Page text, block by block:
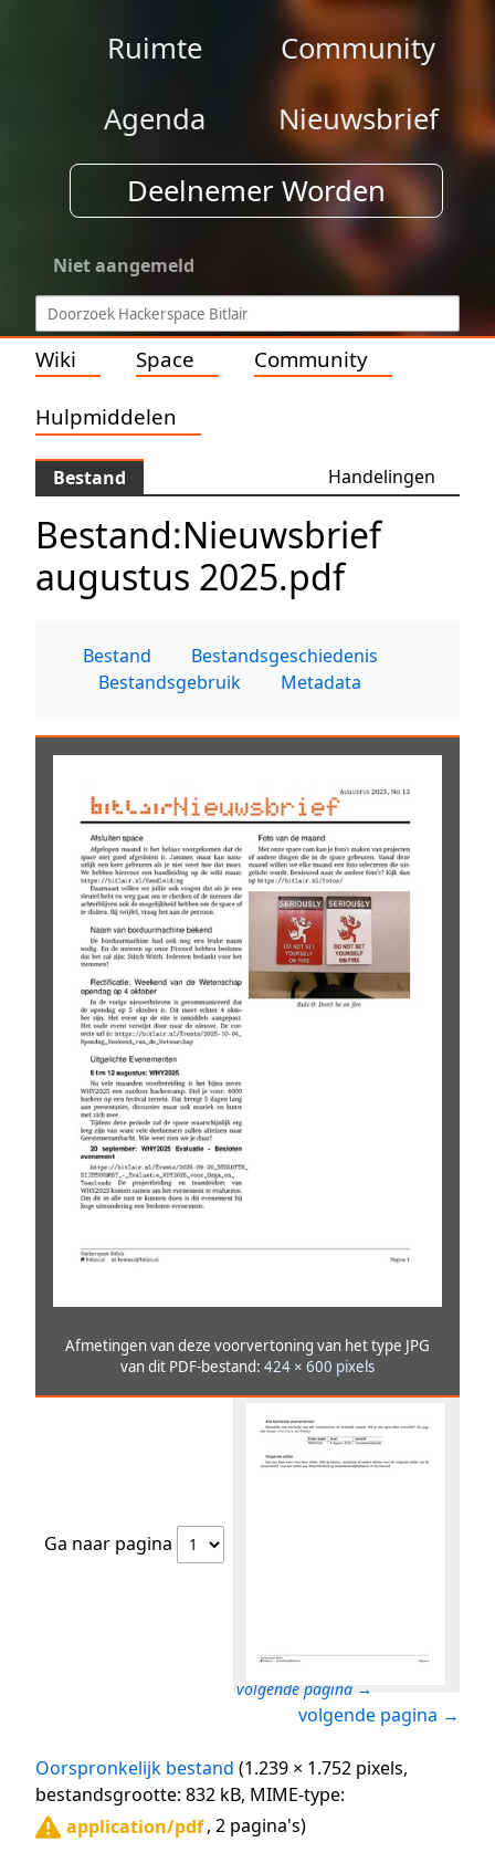
Ruimte
Community
Agenda
Nieuwsbrief
Deelnemer Worden
Niet aangemeld
Wiki Space Community
Hulpmiddelen
Bestand Handelingen
Bestand:Nieuwsbrief
augustus 2025.pdf
Bestand
Bestandsgeschiedenis
Bestandsgebruik
Metadata
Afmetingen van deze voorvertoning van het type JPG
van dit PDF-bestand: 424 × 600 pixels
Ga naar pagina
volgende pagina →
volgende pagina →
Oorspronkelijk bestand (1.239 × 1.752 pixels,
bestandsgrootte: 832 kB, MIME-type:
application/pdf, 2 pagina's)